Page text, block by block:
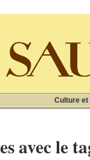
Culture et
avec le